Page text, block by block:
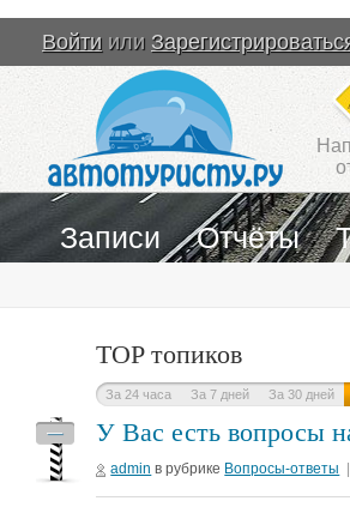
Войти или
Записи Отчёты
TOP топиков
За 24 часа За 7 дней За 30 дней
У Вас есть вопросы
admin в рубрике Вопросы-ответы
—